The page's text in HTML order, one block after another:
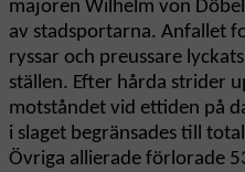
majoren Wilhelm von
av stadsportarna. Anfallet
ryssar och preussare
ställen. Efter hårda strider
motståndet vid ettiden på
i slaget begränsades till
Övriga allierade förlorade